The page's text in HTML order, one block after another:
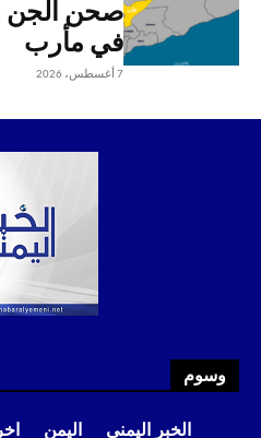
صحن الجن
في مأرب
7 أغسطس، 2026
وسوم
الخبر اليمني اليمن